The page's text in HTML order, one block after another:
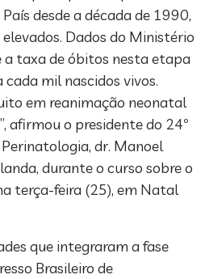
desde a década de 1990,
Dados do Ministério
a taxa de óbitos nesta etapa
cada mil nascidos vivos.
em reanimação neonatal
afirmou o presidente do 24º
dr. Manoel
durante o curso sobre o
terça-feira (25), em Natal
que integraram a fase
Brasileiro de